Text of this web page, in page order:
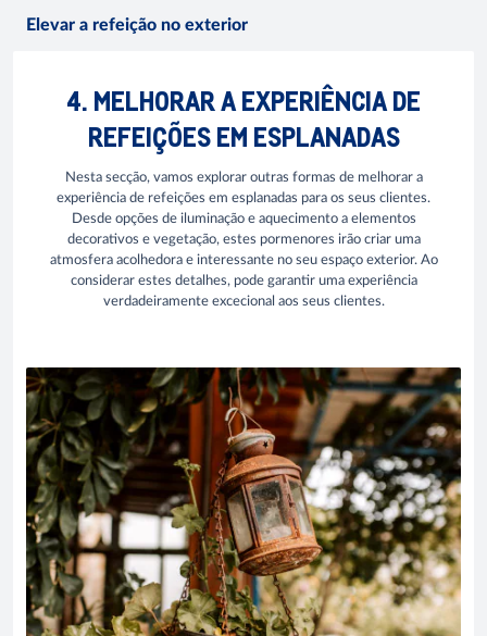
Elevar a refeição no exterior
4. MELHORAR A EXPERIÊNCIA DE
REFEIÇÕES EM ESPLANADAS
Nesta secção, vamos explorar outras formas de melhorar a
experiência de refeições em esplanadas para os seus clientes.
Desde opções de iluminação e aquecimento a elementos
decorativos e vegetação, estes pormenores irão criar uma
atmosfera acolhedora e interessante no seu espaço exterior. Ao
considerar estes detalhes, pode garantir uma experiência
verdadeiramente excecional aos seus clientes.